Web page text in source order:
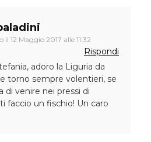
il 12 Maggio 2017 alle 11:32
Rispondi
adoro la Liguria da
torno sempre volentieri, se
di venire nei pressi di
faccio un fischio! Un caro